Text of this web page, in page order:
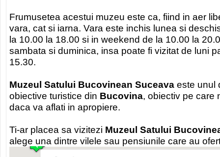
Frumusetea acestui muzeu este ca, fiind in aer
vara, cat si iarna. Vara este inchis lunea si
la 10.00 la 18.00 si in weekend de la 10.00 la
sambata si duminica, insa poate fi vizitat de luni
15.30.
Muzeul Satului Bucovinean Suceava este unul
obiective turistice din Bucovina, obiectiv pe care
daca va aflati in apropiere.
Ti-ar placea sa vizitezi Muzeul Satului
alege una dintre vilele sau pensiunile care au